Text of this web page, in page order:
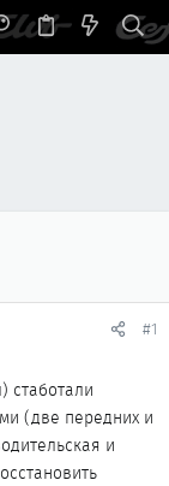
#1
стаботали
(две передних и
и